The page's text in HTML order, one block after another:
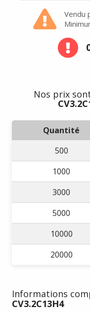
Vendu
Nos prix
Quantité
500
1000
3000
5000
10000
20000
Informations
CV3.2C13H4